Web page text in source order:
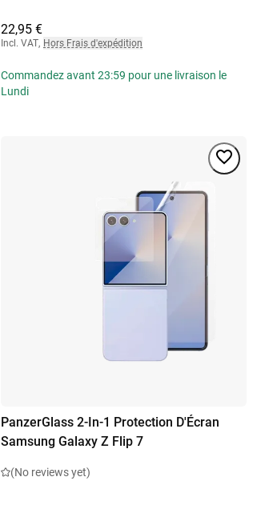
22,95 €
Incl. VAT, Hors Frais d'expédition
Commandez avant 23:59 pour une livraison le
Lundi
PanzerGlass 2-In-1 Protection D'Écran
Samsung Galaxy Z Flip 7
(No reviews yet)